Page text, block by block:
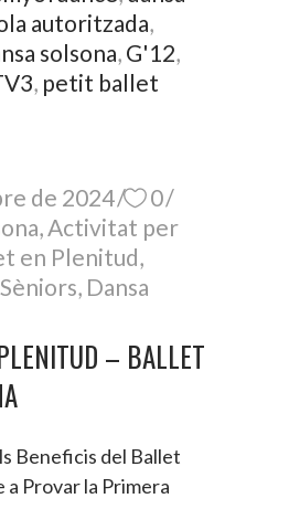
autoritzada,
solsona, G'12,
, petit ballet
de 2024
0
, Activitat per
en Plenitud,
, Dansa
– BALLET
Beneficis del Ballet
a Provar la Primera